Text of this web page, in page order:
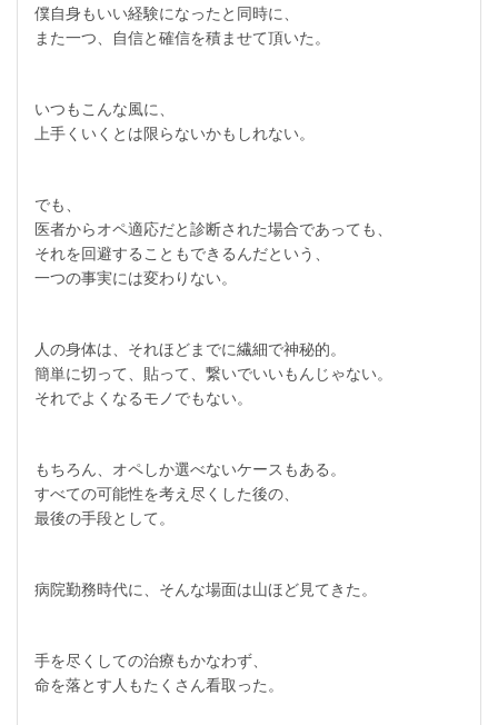
僕自身もいい経験になったと同時に、
また一つ、自信と確信を積ませて頂いた。
いつもこんな風に、
上手くいくとは限らないかもしれない。
でも、
医者からオペ適応だと診断された場合であっても、
それを回避することもできるんだという、
一つの事実には変わりない。
人の身体は、それほどまでに繊細で神秘的。
簡単に切って、貼って、繋いでいいもんじゃない。
それでよくなるモノでもない。
もちろん、オペしか選べないケースもある。
すべての可能性を考え尽くした後の、
最後の手段として。
病院勤務時代に、そんな場面は山ほど見てきた。
手を尽くしての治療もかなわず、
命を落とす人もたくさん看取った。